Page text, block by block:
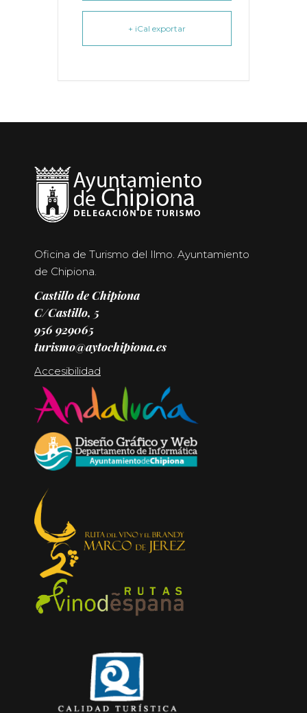
+ iCal exportar
Oficina de Turismo del Ilmo. Ayuntamiento
de Chipiona.
Castillo de Chipiona
C/Castillo, 5
956 929065
turismo@aytochipiona.es
Accesibilidad